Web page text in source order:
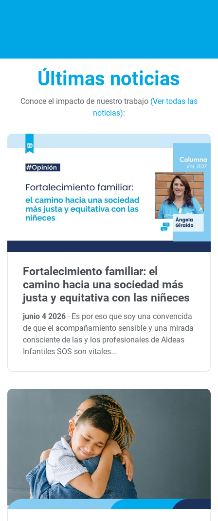
Últimas noticias
Conoce el impacto de nuestro trabajo(Ver todas las
noticias):
Fortalecimiento familiar: el
camino hacia una sociedad más
justa y equitativa con las niñeces
junio 4 2026- Es por eso que soy una convencida
de que el acompañamiento sensible y una mirada
consciente de las y los profesionales de Aldeas
Infantiles SOS son vitales...